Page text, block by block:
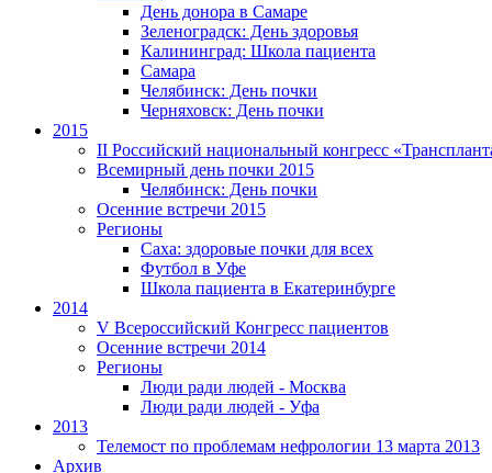
День донора в Самаре
Зеленоградск: День здоровья
Калининград: Школа пациента
Самара
Челябинск: День почки
Черняховск: День почки
2015
II Российский национальный конгресс
Всемирный день почки 2015
Челябинск: День почки
Осенние встречи 2015
Регионы
Саха: здоровые почки для всех
Футбол в Уфе
Школа пациента в Екатеринбурге
2014
V Всероссийский Конгресс пациентов
Осенние встречи 2014
Регионы
Люди ради людей - Москва
Люди ради людей - Уфа
2013
Телемост по проблемам нефрологии 13 марта 2013
Архив